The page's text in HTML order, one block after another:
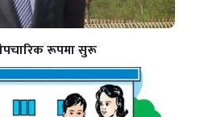
रूपमा सुरू